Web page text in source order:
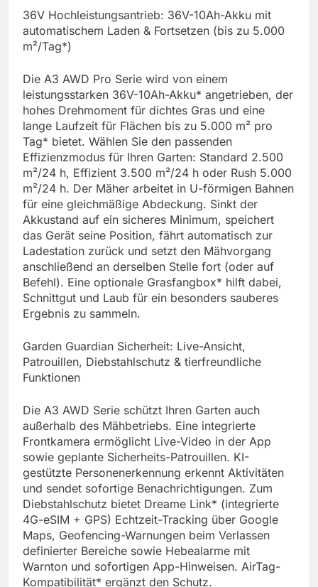
36V Hochleistungsantrieb: 36V-10Ah-Akku mit
automatischem Laden & Fortsetzen (bis zu 5.000
m²/Tag*)
Die A3 AWD Pro Serie wird von einem
leistungsstarken 36V-10Ah-Akku* angetrieben, der
hohes Drehmoment für dichtes Gras und eine
lange Laufzeit für Flächen bis zu 5.000 m² pro
Tag* bietet. Wählen Sie den passenden
Effizienzmodus für Ihren Garten: Standard 2.500
m²/24 h, Effizient 3.500 m²/24 h oder Rush 5.000
m²/24 h. Der Mäher arbeitet in U-förmigen Bahnen
für eine gleichmäßige Abdeckung. Sinkt der
Akkustand auf ein sicheres Minimum, speichert
das Gerät seine Position, fährt automatisch zur
Ladestation zurück und setzt den Mähvorgang
anschließend an derselben Stelle fort (oder auf
Befehl). Eine optionale Grasfangbox* hilft dabei,
Schnittgut und Laub für ein besonders sauberes
Ergebnis zu sammeln.
Garden Guardian Sicherheit: Live-Ansicht,
Patrouillen, Diebstahlschutz & tierfreundliche
Funktionen
Die A3 AWD Serie schützt Ihren Garten auch
außerhalb des Mähbetriebs. Eine integrierte
Frontkamera ermöglicht Live-Video in der App
sowie geplante Sicherheits-Patrouillen. KI-
gestützte Personenerkennung erkennt Aktivitäten
und sendet sofortige Benachrichtigungen. Zum
Diebstahlschutz bietet Dreame Link* (integrierte
4G-eSIM + GPS) Echtzeit-Tracking über Google
Maps, Geofencing-Warnungen beim Verlassen
definierter Bereiche sowie Hebealarme mit
Warnton und sofortigen App-Hinweisen. AirTag-
Kompatibilität* ergänzt den Schutz.